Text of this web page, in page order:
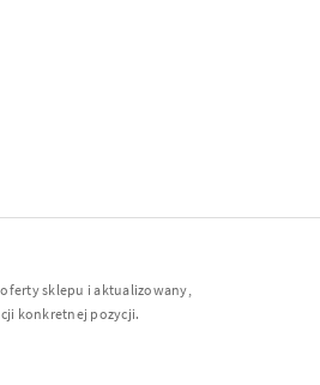
sklepu i aktualizowany,
konkretnej pozycji.